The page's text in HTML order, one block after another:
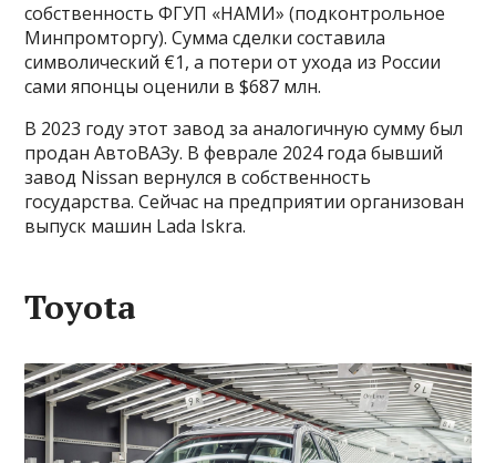
собственность ФГУП «НАМИ» (подконтрольное
Минпромторгу). Сумма сделки составила
символический €1, а потери от ухода из России
сами японцы оценили в $687 млн.
В 2023 году этот завод за аналогичную сумму был
продан АвтоВАЗу. В феврале 2024 года бывший
завод Nissan вернулся в собственность
государства. Сейчас на предприятии организован
выпуск машин Lada Iskra.
Toyota